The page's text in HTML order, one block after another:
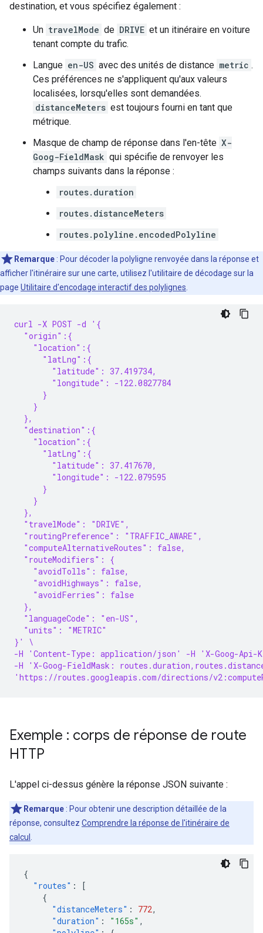
destination, et vous spécifiez également :
Un travelMode de DRIVE et un itinéraire en voiture
tenant compte du trafic.
Langue en-US avec des unités de distance metric .
Ces préférences ne s'appliquent qu'aux valeurs
localisées, lorsqu'elles sont demandées.
distanceMeters est toujours fourni en tant que
métrique.
Masque de champ de réponse dans l'en-tête X-
Goog-FieldMask qui spécifie de renvoyer les
champs suivants dans la réponse :
routes.duration
routes.distanceMeters
routes.polyline.encodedPolyline
Remarque : Pour décoder la polyligne renvoyée dans la réponse et
afficher l'itinéraire sur une carte, utilisez l'utilitaire de décodage sur la
page Utilitaire d'encodage interactif des polylignes
curl -X POST -d '{
  "origin":{
    "location":{
      "latLng":{
        "latitude": 37.419734,
        "longitude": -122.0827784
      }
    }
  },
  "destination":{
    "location":{
      "latLng":{
        "latitude": 37.417670,
        "longitude": -122.079595
      }
    }
  },
  "travelMode": "DRIVE",
  "routingPreference": "TRAFFIC_AWARE",
  "computeAlternativeRoutes": false,
  "routeModifiers": {
    "avoidTolls": false,
    "avoidHighways": false,
    "avoidFerries": false
  },
  "languageCode": "en-US",
  "units": "METRIC"
}' \
-H 'Content-Type: application/json' -H 'X-Goog-Api-
-H 'X-Goog-FieldMask:
'https://routes.googleapis.com/directions/
Exemple : corps de réponse de route
HTTP
L'appel ci-dessus génère la réponse JSON suivante :
Remarque : Pour obtenir une description détaillée de la
réponse, consultez Comprendre la réponse de l'itinéraire de
calcul
{
"routes" :
[
{
"distanceMeters" : 772,
"duration" : "165s" ,